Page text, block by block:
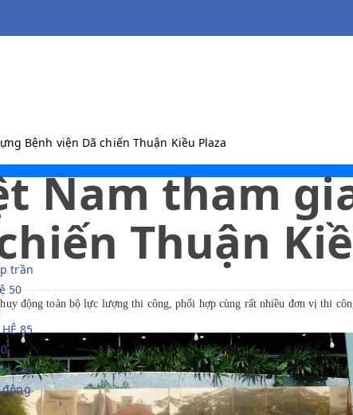
trần
50
85
cao
động
Bệnh viện Dã chiến Thuận Kiều Plaza
Nam tham
Thuận
động toàn bộ lực lượng thi công, phối hợp cùng rất nhiều đơn vị thi